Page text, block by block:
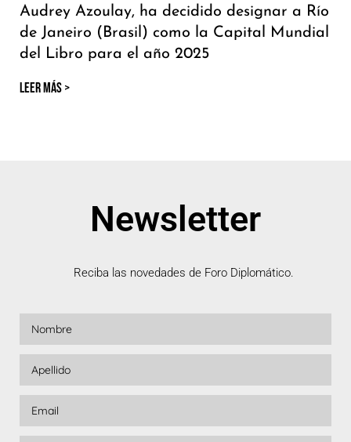
Audrey Azoulay, ha decidido designar a Río
de Janeiro (Brasil) como la Capital Mundial
del Libro para el año 2025
LEER MÁS >
Newsletter
Reciba las novedades de Foro Diplomático.